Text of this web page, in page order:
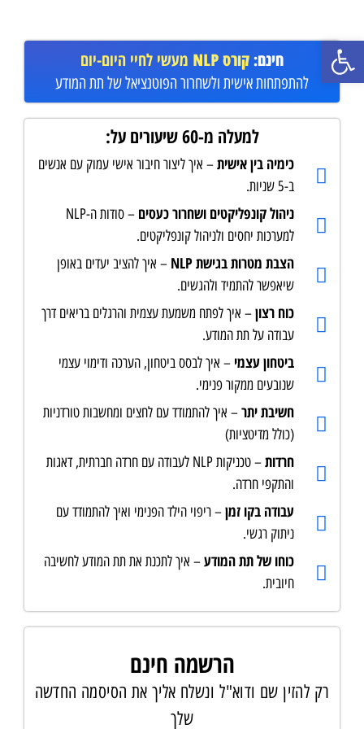
פתח סרגל נגישותחינם:קורס NLP מעשי לחיי היום-יום
להתפתחות אישית ולשחרור הפוטנציאל של תת המודע
למעלה מ-60 שיעורים על:
כימיה בין אישית– איך ליצור חיבור אישי עמוק עם אנשים
ב-5 שניות.
ניהול קונפליקטים ושחרור כעסים
– סודות ה-NLP
למערכות יחסים ולניהול קונפליקטים.
הצבת מטרות בגישת NLP
– איך להציב יעדים באופן
שיאפשר להתמיד ולהגשים.
כוח רצון– איך לפתח משמעת עצמית והרגלים בריאים דרך
עבודה על תת המודע.
ביטחון עצמי – איך לבסס ביטחון, הערכה ודימוי עצמי
שנובעים ממקור פנימי.
חשיבת יתר– איך להתמודד עם לחצים ומחשבות טורדניות
(כולל מדיטציות)
חרדות
– טכניקות NLP לעבודה עם חרדה חברתית, דאגות
והתקפי חרדה.
עבודה בקו זמן– ריפוי הילד הפנימי ואיך להתמודד עם
ניתוק רגשי.
כוחו של תת המודע– איך לתכנת את תת המודע לחשיבה
חיובית.
הרשמה חינם
רק להזין שם ודוא"ל ונשלח אליך את הסיסמה החדשה
שלך